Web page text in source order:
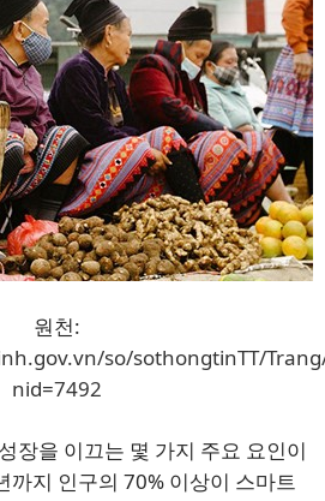
원천:
so/sothongtinTT/
nid=7492
장을 이끄는 몇 가지 주요 요인이
까지 인구의 70% 이상이 스마트